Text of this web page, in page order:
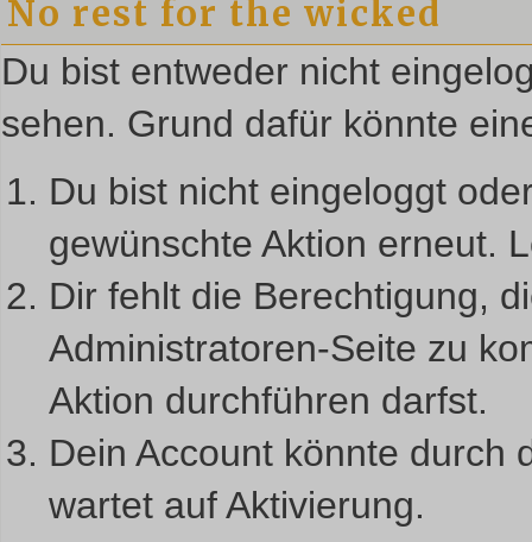
No rest for the wicked
Du bist entweder nicht
sehen. Grund dafür könnte
Du bist nicht eingeloggt
gewünschte Aktion erneut.
Dir fehlt die Berechtigung,
Administratoren-Seite zu
Aktion durchführen darfst.
Dein Account könnte durch
wartet auf Aktivierung.